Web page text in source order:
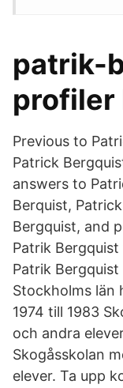
patrik-
profiler
Previous to
Patrick
answers to
Berquist,
Bergquist, and
Patrik
Patrik
Stockholms län
1974 till 1983
och andra
Skogåsskolan
elever. Ta upp